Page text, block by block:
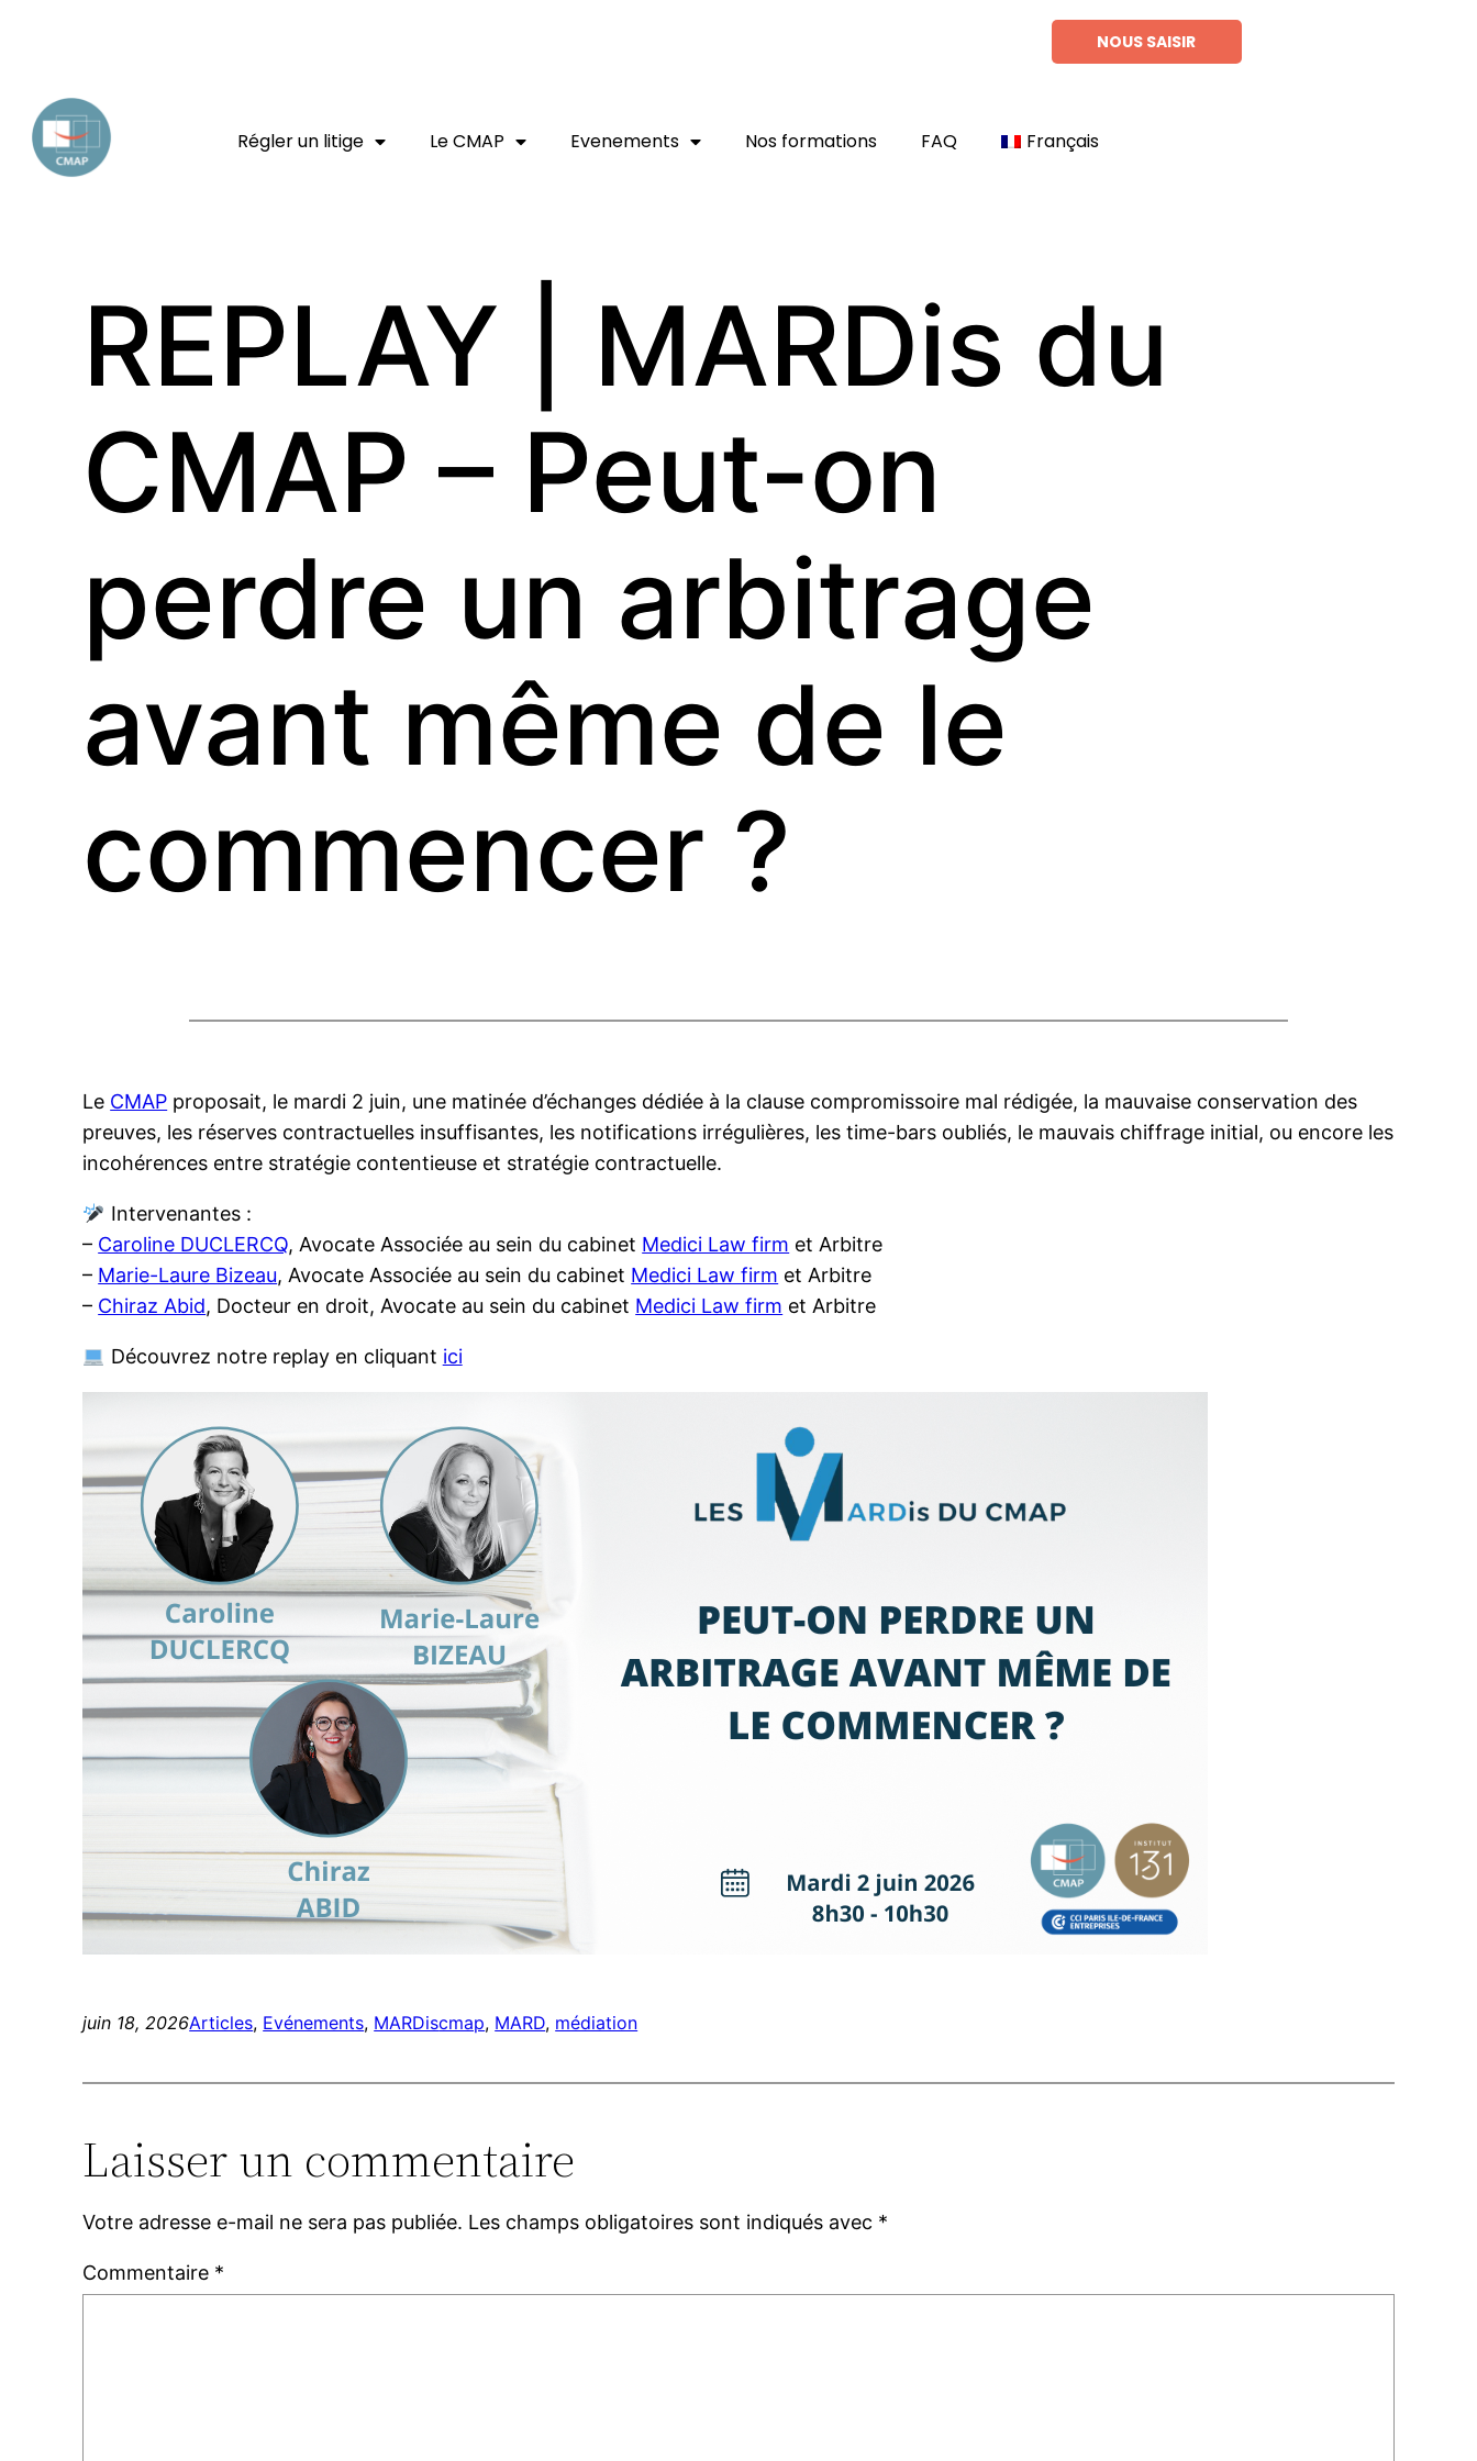
NOUS SAISIR
Régler un litige Le CMAP Evenements Nos formations FAQ Français
REPLAY | MARDis du
CMAP – Peut-on
perdre un arbitrage
avant même de le
commencer ?
Le CMAP proposait, le mardi 2 juin, une matinée d’échanges dédiée à la clause compromissoire mal rédigée, la mauvaise conservation des
preuves, les réserves contractuelles insuffisantes, les notifications irrégulières, les time-bars oubliés, le mauvais chiffrage initial, ou encore les
incohérences entre stratégie contentieuse et stratégie contractuelle.
Intervenantes :
– Caroline DUCLERCQ, Avocate Associée au sein du cabinet Medici Law firm et Arbitre
– Marie-Laure Bizeau, Avocate Associée au sein du cabinet Medici Law firm et Arbitre
– Chiraz Abid, Docteur en droit, Avocate au sein du cabinet Medici Law firm et Arbitre
Découvrez notre replay en cliquant ici
juin 18, 2026Articles, Evénements, MARDiscmap, MARD, médiation
Laisser un commentaire
Votre adresse e-mail ne sera pas publiée. Les champs obligatoires sont indiqués avec *
Commentaire *